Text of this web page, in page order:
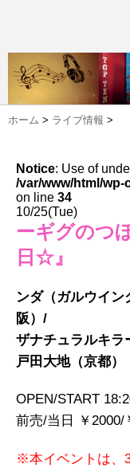
ホーム > ライブ情報 >
Notice: Use of
/var/www/html/
on line 34
10/25(Tue)
ーギグのつ
日☆』
ンダ（ガルウイ
阪）/
ザナチュラルキラ
戸田大地（京都）
OPEN/START
前売/当日 ￥2000/
※本イベントは、